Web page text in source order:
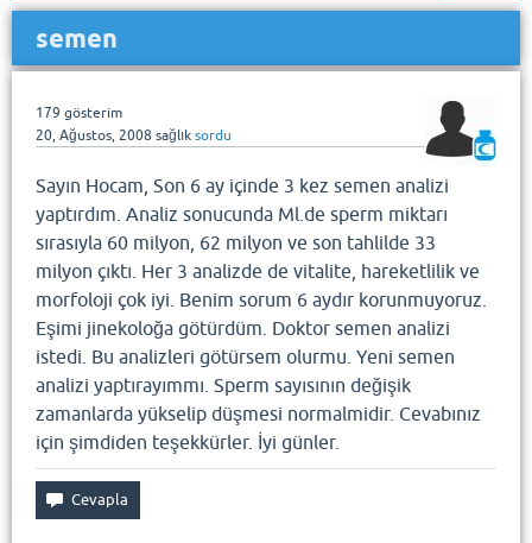
semen
179 gösterim
20, Ağustos, 2008 sağlık sordu
Sayın Hocam, Son 6 ay içinde 3 kez semen analizi
yaptırdım. Analiz sonucunda Ml.de sperm miktarı
sırasıyla 60 milyon, 62 milyon ve son tahlilde 33
milyon çıktı. Her 3 analizde de vitalite, hareketlilik ve
morfoloji çok iyi. Benim sorum 6 aydır korunmuyoruz.
Eşimi jinekoloğa götürdüm. Doktor semen analizi
istedi. Bu analizleri götürsem olurmu. Yeni semen
analizi yaptırayımmı. Sperm sayısının değişik
zamanlarda yükselip düşmesi normalmidir. Cevabınız
için şimdiden teşekkürler. İyi günler.